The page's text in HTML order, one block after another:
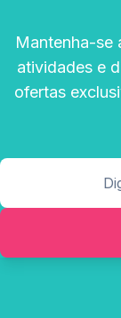
Mantenha-se
atividades e
ofertas